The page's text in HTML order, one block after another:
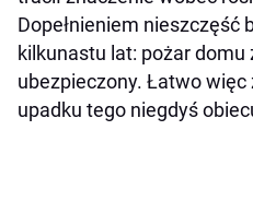
Dopełnieniem nieszczęść
kilkunastu lat: pożar domu
ubezpieczony. Łatwo
upadku tego niegdyś